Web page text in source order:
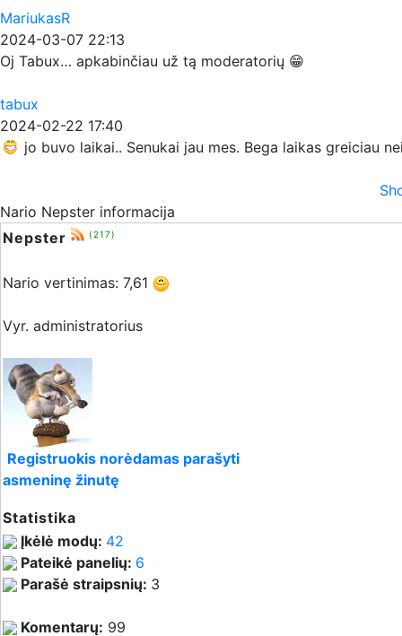
MariukasR
2024-03-07 22:13
Oj Tabux… apkabinčiau už tą moderatorių 😁
tabux
2024-02-22 17:40
jo buvo laikai.. Senukai jau mes. Bega laikas greiciau
Nario Nepster informacija
Nepster
(217)
Nario vertinimas: 7,61
Vyr. administratorius
Registruokis norėdamas parašyti
asmeninę žinutę
Statistika
Įkėlė modų: 42
Pateikė panelių: 6
Parašė straipsnių: 3
Komentarų: 99